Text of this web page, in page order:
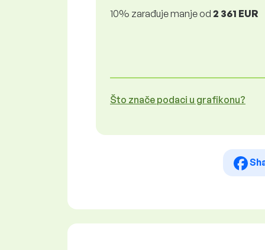
10% zarađuje manje od 2 361 EUR
Što znače podaci u grafikonu?